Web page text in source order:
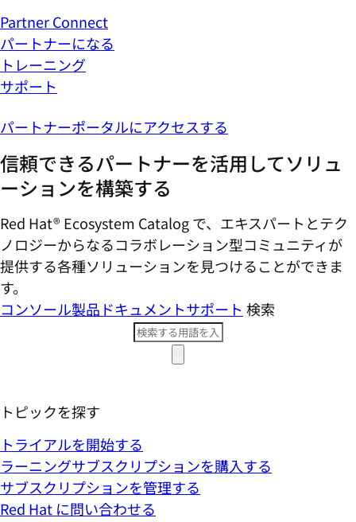
Partner Connect
パートナーになる
トレーニング
サポート
パートナーポータルにアクセスする
信頼できるパートナーを活用してソリュ
ーションを構築する
Red Hat® Ecosystem Catalog で、エキスパートとテク
ノロジーからなるコラボレーション型コミ​ュニティが
提供する各種ソリューションを見つけることができま
す。
コンソール製品ドキュメントサポート 検索
トピックを探す
トライアルを開始する
ラーニングサブスクリプションを購入する
サブスクリプションを管理する
Red Hat に問い合わせる